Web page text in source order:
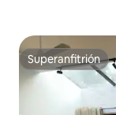
Superanfitrión
Superanfitrión